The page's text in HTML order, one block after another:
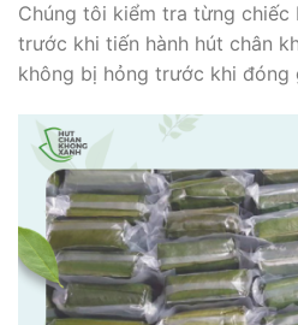
Chúng tôi kiểm tra từng chiếc
trước khi tiến hành hút chân
không bị hỏng trước khi đóng